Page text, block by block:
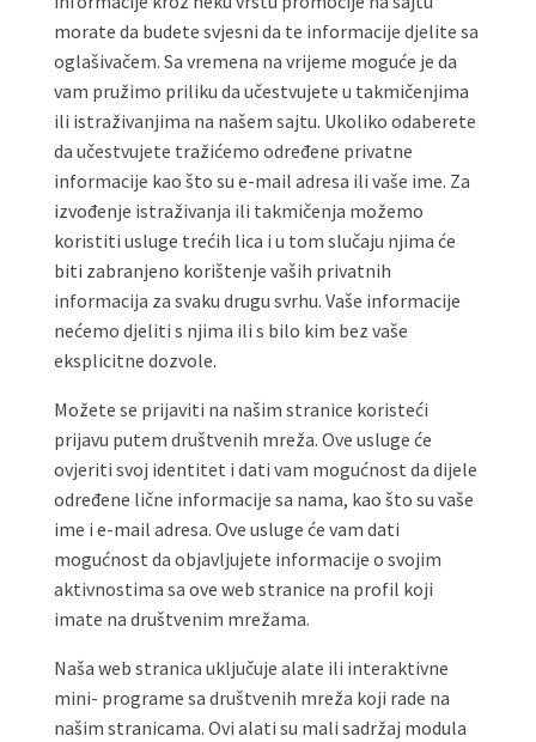
morate da budete svjesni da te informacije djelite sa
oglašivačem. Sa vremena na vrijeme moguće je da
vam pružimo priliku da učestvujete u takmičenjima
ili istraživanjima na našem sajtu. Ukoliko odaberete
da učestvujete tražićemo određene privatne
informacije kao što su e-mail adresa ili vaše ime. Za
izvođenje istraživanja ili takmičenja možemo
koristiti usluge trećih lica i u tom slučaju njima će
biti zabranjeno korištenje vaših privatnih
informacija za svaku drugu svrhu. Vaše informacije
nećemo djeliti s njima ili s bilo kim bez vaše
eksplicitne dozvole.
Možete se prijaviti na našim stranice koristeći
prijavu putem društvenih mreža. Ove usluge će
ovjeriti svoj identitet i dati vam mogućnost da dijele
određene lične informacije sa nama, kao što su vaše
ime i e-mail adresa. Ove usluge će vam dati
mogućnost da objavljujete informacije o svojim
aktivnostima sa ove web stranice na profil koji
imate na društvenim mrežama.
Naša web stranica uključuje alate ili interaktivne
mini- programe sa društvenih mreža koji rade na
našim stranicama. Ovi alati su mali sadržaj modula